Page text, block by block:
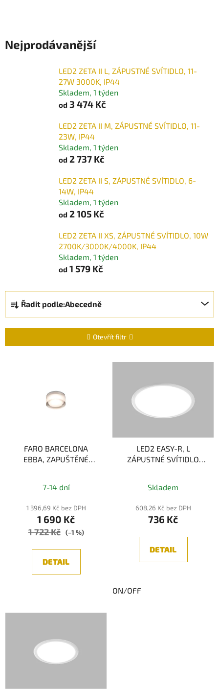
Nejprodávanější
LED2 ZETA II L, ZÁPUSTNÉ SVÍTIDLO, 11-
27W 3000K, IP44
Skladem, 1 týden
od 3 474 Kč
LED2 ZETA II M, ZÁPUSTNÉ SVÍTIDLO, 11-
23W, IP44
Skladem, 1 týden
od 2 737 Kč
LED2 ZETA II S, ZÁPUSTNÉ SVÍTIDLO, 6-
14W, IP44
Skladem, 1 týden
od 2 105 Kč
LED2 ZETA II XS, ZÁPUSTNÉ SVÍTIDLO, 10W
2700K/3000K/4000K, IP44
Skladem, 1 týden
od 1 579 Kč
Ř
a
z
n
Řadit podle:Abecedně
Otevřít filtr
FARO BARCELONA
EBBA, ZAPUŠTĚNÉ
3000K
7-14 dní
1 396,69 Kč bez DPH
1 690 Kč
1 722 Kč (–1 %)
DETAIL
LED2 EASY-R, L
ZÁPUSTNÉ SVÍTIDLO
Skladem
608,26 Kč bez DPH
736 Kč
DETAIL
ON/OFF